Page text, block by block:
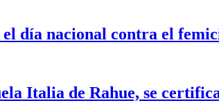
día nacional contra el
Italia de Rahue, se